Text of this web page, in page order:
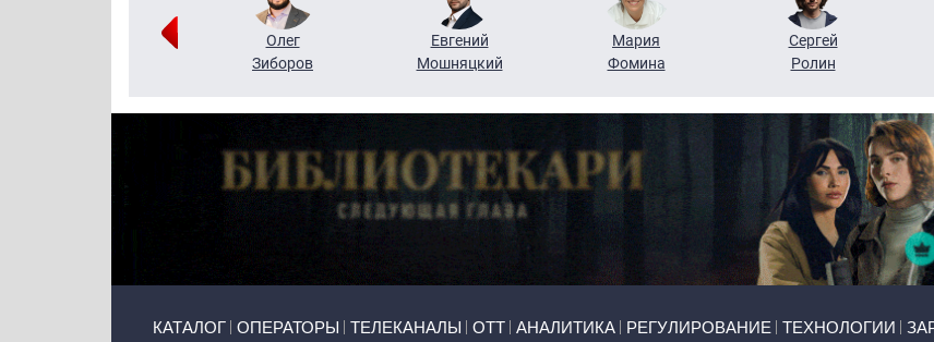
Олег
Зиборов
Евгений
Мошняцкий
Мария
Фомина
Сергей
Ролин
КАТАЛОГ ОПЕРАТОРЫ ТЕЛЕКАНАЛЫ ОТТ АНАЛИТИКА РЕГУЛИРОВАНИЕ ТЕХНОЛОГИИ